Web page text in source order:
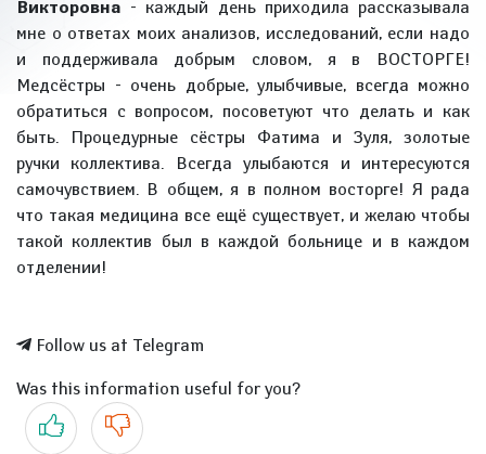
Викторовна - каждый день приходила рассказывала
мне о ответах моих анализов, исследований, если надо
и поддерживала добрым словом, я в ВОСТОРГЕ!
Медсёстры - очень добрые, улыбчивые, всегда можно
обратиться с вопросом, посоветуют что делать и как
быть. Процедурные сёстры Фатима и Зуля, золотые
ручки коллектива. Всегда улыбаются и интересуются
самочувствием. В общем, я в полном восторге! Я рада
что такая медицина все ещё существует, и желаю чтобы
такой коллектив был в каждой больнице и в каждом
отделении!
Follow us at Telegram
Was this information useful for you?
Yes No